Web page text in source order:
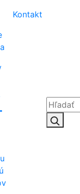
Kontakt
Hľadať: